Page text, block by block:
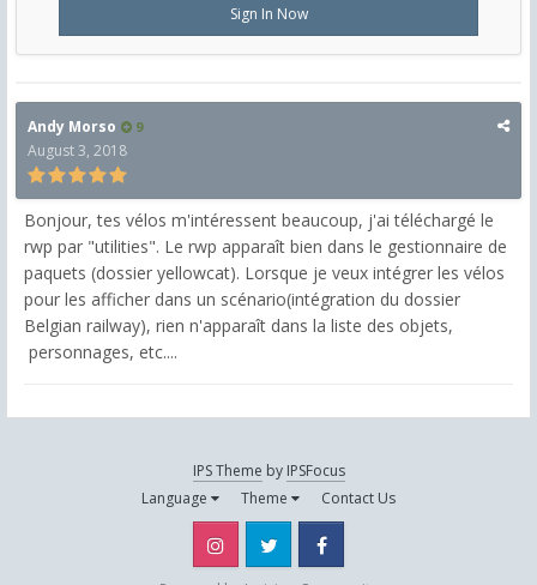
Sign In Now
Andy Morso 9
August 3, 2018
Bonjour, tes vélos m'intéressent beaucoup, j'ai téléchargé le
rwp par "utilities". Le rwp apparaît bien dans le gestionnaire de
paquets (dossier yellowcat). Lorsque je veux intégrer les vélos
pour les afficher dans un scénario(intégration du dossier
Belgian railway), rien n'apparaît dans la liste des objets,
personnages, etc....
IPS Theme by IPSFocus
Language
Theme Contact Us
Instagram Twitter